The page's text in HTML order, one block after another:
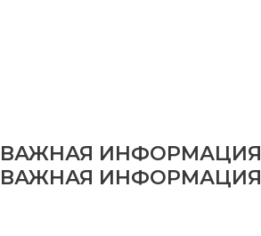
ВАЖНАЯ ИНФОРМАЦИЯ
ВАЖНАЯ ИНФОРМАЦИЯ